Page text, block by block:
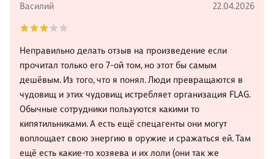
Василий 22.04.2026
Неправильно делать отзыв на произведение если
прочитал только его 7-ой том, но этот бы самым
дешёвым. Из того, что я понял. Люди превращаются в
чудовищ и этих чудовищ истребляет организация FLAG.
Обычные сотрудники пользуются какими то
кипятильниками. А есть ещё спецагенты они могут
воплощает свою энергию в оружие и сражаться ей. Там
ещё есть какие-то хозяева и их лоли (они так же